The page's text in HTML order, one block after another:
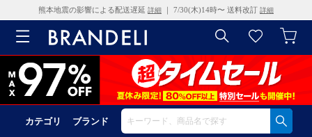
熊本地震の影響による配送遅延 詳細 ｜ 7/30(木)14時〜 送料改訂 詳細
カテゴリ ブランド